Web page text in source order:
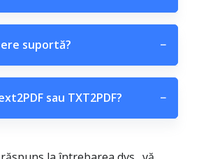
suportă? −
sau TXT2PDF? −